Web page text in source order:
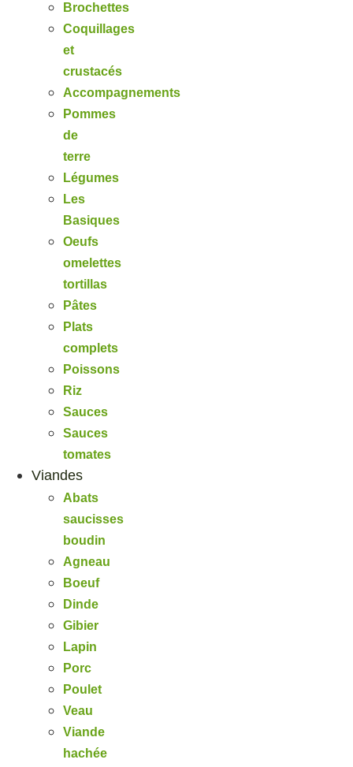
Brochettes
Coquillages
et
crustacés
Accompagnements
Pommes
de
terre
Légumes
Les
Basiques
Oeufs
omelettes
tortillas
Pâtes
Plats
complets
Poissons
Riz
Sauces
Sauces
tomates
Viandes
Abats
saucisses
boudin
Agneau
Boeuf
Dinde
Gibier
Lapin
Porc
Poulet
Veau
Viande
hachée